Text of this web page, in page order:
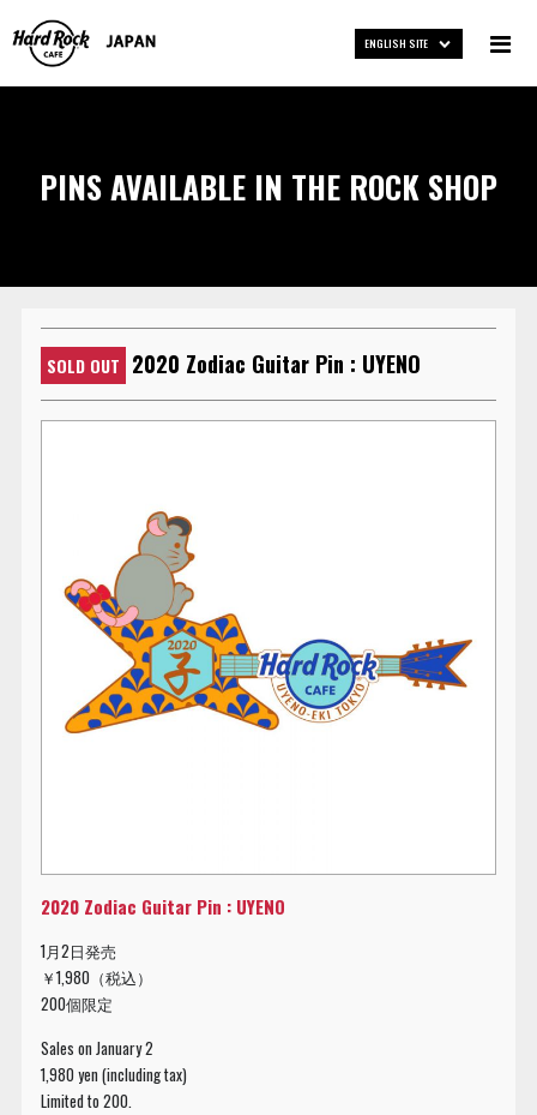
ENGLISH SITE
PINS AVAILABLE IN THE ROCK SHOP
SOLD OUT 2020 Zodiac Guitar Pin : UYENO
2020 Zodiac Guitar Pin : UYENO
1月2日発売
￥1,980（税込）
200個限定
Sales on January 2
1,980 yen (including tax)
Limited to 200.